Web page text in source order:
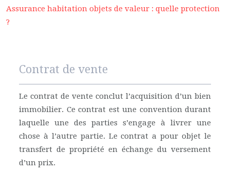
Assurance habitation objets de valeur : quelle protection
?
Contrat de vente
Le contrat de vente conclut l’acquisition d’un bien
immobilier. Ce contrat est une convention durant
laquelle une des parties s’engage à livrer une
chose à l’autre partie. Le contrat a pour objet le
transfert de propriété en échange du versement
d’un prix.